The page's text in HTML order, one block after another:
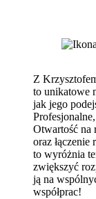
Z
to unikatowe
jak jego
Otwartość na
oraz
to wyróżnia
zwiększyć
ją na
współprac!